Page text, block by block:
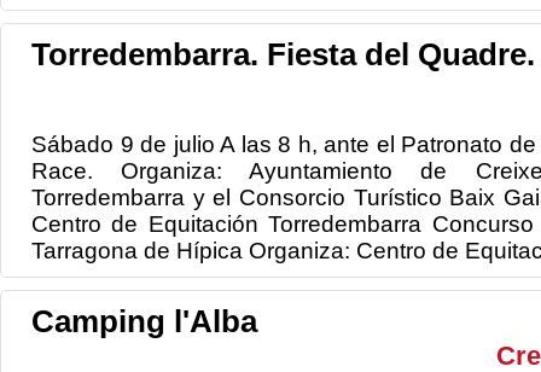
Torredembarra. Fiesta del Quadre.
Sábado 9 de julio A las 8 h, ante el Patronato
Race. Organiza: Ayuntamiento de
Torredembarra y el Consorcio Turístico Baix
Centro de Equitación Torredembarra
Tarragona de Hípica Organiza: Centro de
Camping l'Alba